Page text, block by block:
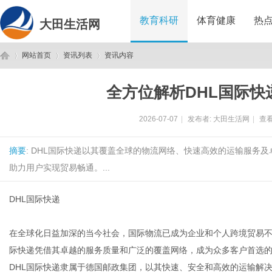
大田生活网 教育科研 体育健康 热
网站首页 资讯列表 资讯内容
全方位解析DHL国际快
2026-07-07 发布者: 大田生活网 查
摘要: DHL国际快递以其覆盖全球的物流网络、快速高效的运输服务
助力用户实现贸易畅通。...
DHL国际快递
在全球化日益加深的当今社会，国际物流已成为企业和个人跨境贸易
际快递凭借其卓越的服务质量和广泛的覆盖网络，成为众多客户首选
DHL国际快递隶属于德国邮政集团，以其快速、安全和高效的运输解